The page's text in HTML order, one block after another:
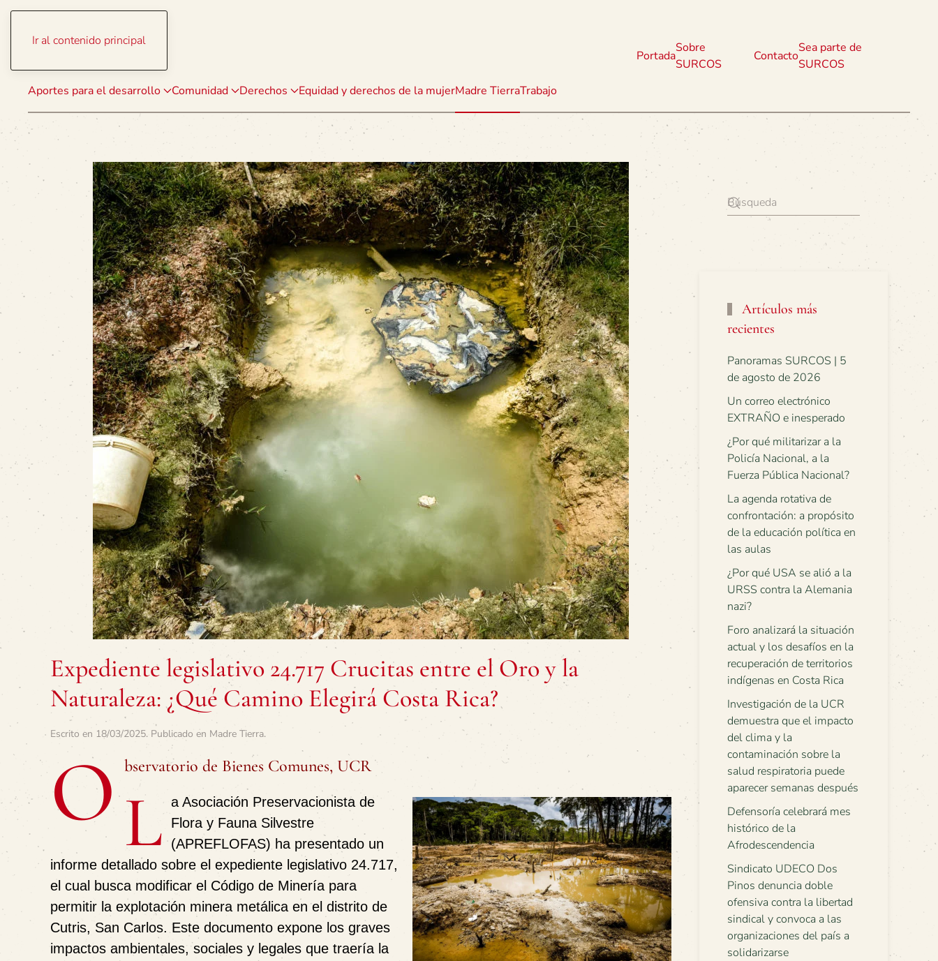
Ir al contenido principal
Aportes para el desarrollo Comunidad Derechos Equidad y derechos de la mujerMadre TierraTrabajo
Portada
Sobre
SURCOS
Contacto
Sea parte de
SURCOS
Expediente legislativo 24.717 Crucitas entre el Oro y la
Naturaleza: ¿Qué Camino Elegirá Costa Rica?
Escrito en 18/03/2025. Publicado en Madre Tierra.
O bservatorio de Bienes Comunes, UCR
L a Asociación Preservacionista de
Flora y Fauna Silvestre
(APREFLOFAS) ha presentado un
informe detallado sobre el expediente legislativo 24.717,
el cual busca modificar el Código de Minería para
permitir la explotación minera metálica en el distrito de
Cutris, San Carlos. Este documento expone los graves
impactos ambientales, sociales y legales que traería la
Artículos más
recientes
Panoramas SURCOS | 5
de agosto de 2026
Un correo electrónico
EXTRAÑO e inesperado
¿Por qué militarizar a la
Policía Nacional, a la
Fuerza Pública Nacional?
La agenda rotativa de
confrontación: a propósito
de la educación política en
las aulas
¿Por qué USA se alió a la
URSS contra la Alemania
nazi?
Foro analizará la situación
actual y los desafíos en la
recuperación de territorios
indígenas en Costa Rica
Investigación de la UCR
demuestra que el impacto
del clima y la
contaminación sobre la
salud respiratoria puede
aparecer semanas después
Defensoría celebrará mes
histórico de la
Afrodescendencia
Sindicato UDECO Dos
Pinos denuncia doble
ofensiva contra la libertad
sindical y convoca a las
organizaciones del país a
solidarizarse